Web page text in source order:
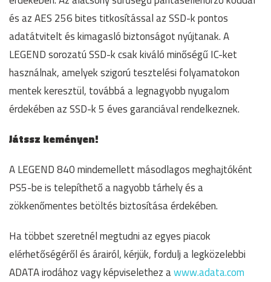
és az AES 256 bites titkosítással az SSD-k pontos
adatátvitelt és kimagasló biztonságot nyújtanak. A
LEGEND sorozatú SSD-k csak kiváló minőségű IC-ket
használnak, amelyek szigorú tesztelési folyamatokon
mentek keresztül, továbbá a legnagyobb nyugalom
érdekében az SSD-k 5 éves garanciával rendelkeznek.
Játssz keményen!
A LEGEND 840 mindemellett másodlagos meghajtóként
PS5-be is telepíthető a nagyobb tárhely és a
zökkenőmentes betöltés biztosítása érdekében.
Ha többet szeretnél megtudni az egyes piacok
elérhetőségéről és árairól, kérjük, fordulj a legközelebbi
ADATA irodához vagy képviselethez awww.adata.com